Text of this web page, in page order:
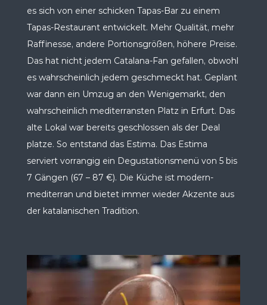
es sich von einer schicken Tapas-Bar zu einem
Tapas-Restaurant entwickelt. Mehr Qualität, mehr
Raffinesse, andere Portionsgrößen, höhere Preise.
Das hat nicht jedem Catalana-Fan gefallen, obwohl
es wahrscheinlich jedem geschmeckt hat. Geplant
war dann ein Umzug an den Wenigemarkt, den
wahrscheinlich mediterransten Platz in Erfurt. Das
alte Lokal war bereits geschlossen als der Deal
platze. So entstand das Estima. Das Estima
serviert vorrangig ein Degustationsmenü von 5 bis
7 Gängen (67 – 87 €). Die Küche ist modern-
mediterran und bietet immer wieder Akzente aus
der katalanischen Tradition.